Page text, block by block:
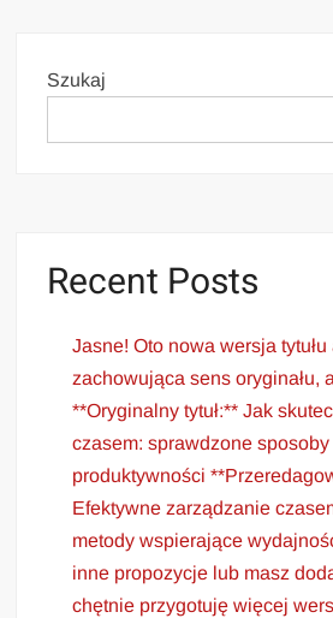
Szukaj
Recent Posts
Jasne! Oto nowa wersja tytułu
zachowująca sens oryginału,
**Oryginalny tytuł:** Jak
czasem: sprawdzone
produktywności
Efektywne zarządzanie
metody wspierające
inne propozycje lub masz
chętnie przygotuję więcej